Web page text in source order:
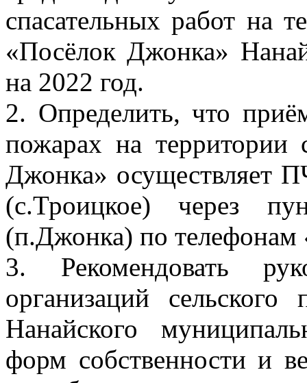
спасательных работ на
«Посёлок Джонка»
на 2022 год.
2. Определить, что
пожарах на территории
Джонка» осуществляет
(с.Троицкое) через
(п.Джонка) по телефонам
3. Рекомендовать
организаций
Нанайского
форм собственности и